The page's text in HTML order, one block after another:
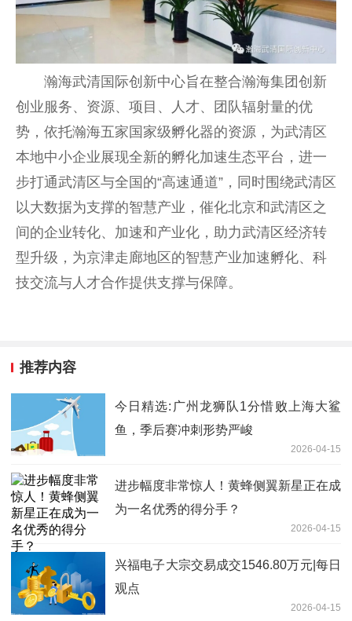
瀚海武清国际创新中心旨在整合瀚海集团创新
创业服务、资源、项目、人才、团队辐射量的优
势，依托瀚海五家国家级孵化器的资源，为武清区
本地中小企业展现全新的孵化加速生态平台，进一
步打通武清区与全国的“高速通道”，同时围绕武清区
以大数据为支撑的智慧产业，催化北京和武清区之
间的企业转化、加速和产业化，助力武清区经济转
型升级，为京津走廊地区的智慧产业加速孵化、科
技交流与人才合作提供支撑与保障。
推荐内容
今日精选:广州龙狮队1分惜败上海大鲨
鱼，季后赛冲刺形势严峻
2026-04-15
进步幅度非常惊人！黄蜂侧翼新星正在成
为一名优秀的得分手？
2026-04-15
兴福电子大宗交易成交1546.80万元|每日
观点
2026-04-15